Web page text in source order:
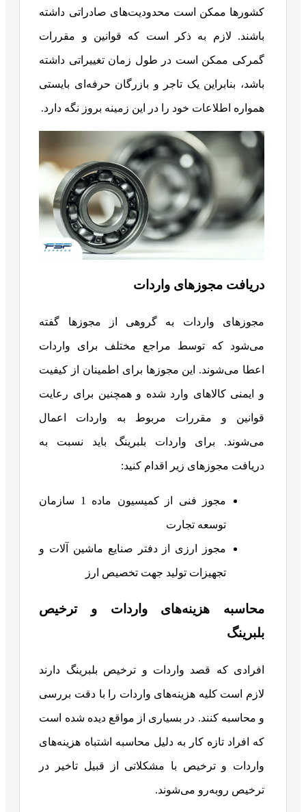
کشورها ممکن است محدودیت‌های صادراتی داشته
باشند. لازم به ذکر است که قوانین و مقررات
گمرکی ممکن است در طول زمان تغییراتی داشته
باشد، بنابراین یک تاجر و بازرگان حرفه‌ای بایستی
همواره اطلاعات خود را در این زمینه بروز نگه دارد.
دریافت مجوزهای واردات
مجوزهای واردات به گروهی از مجوزها گفته
می‌شود که توسط مراجع مختلف برای واردات
اعطا می‌شوند. این مجوزها برای اطمینان از کیفیت
و ایمنی کالاهای وارد شده و همچنین برای رعایت
قوانین و مقررات مربوط به واردات اعمال
می‌شوند. برای واردات بلبرینگ باید نسبت به
دریافت مجوزهای زیر اقدام کنید:
مجوز فنی از کمیسیون ماده 1 سازمان
توسعه تجارت
مجوز ارزی از دفتر صنایع ماشین آلات و
تجهیزات تولید جهت تخصیص ارز
محاسبه هزینه‌های واردات و ترخیص
بلبرینگ
افرادی که قصد واردات و ترخیص بلبرینگ دارند
لازم است کلیه هزینه‌های واردات را با دقت بررسی
و محاسبه کنند. در بسیاری از مواقع دیده شده است
که افراد تازه کار به دلیل محاسبه اشتباه هزینه‌های
واردات و ترخیص با مشکلاتی از قبیل تاخیر در
ترخیص روبه‌رو می‌شوند.